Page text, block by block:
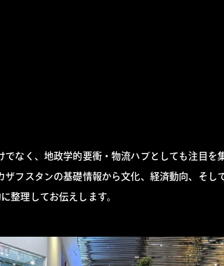
なく、地政学的要衝・物流ハブとしても注目を
フスタンの基礎情報から文化、経済動向、そし
整理してお伝えします。